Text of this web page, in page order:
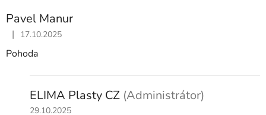
Pavel Manur
Hodnocení obchodu je 5 z 5 hvězdiček.
| 17.10.2025
Pohoda
ELIMA Plasty CZ (Administrátor)
29.10.2025